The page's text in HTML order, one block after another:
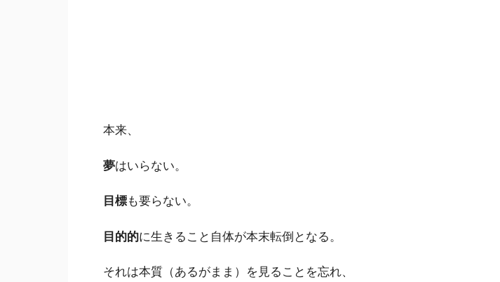
本来、
夢はいらない。
目標も要らない。
目的的に生きること自体が本末転倒となる。
それは本質（あるがまま）を見ることを忘れ、